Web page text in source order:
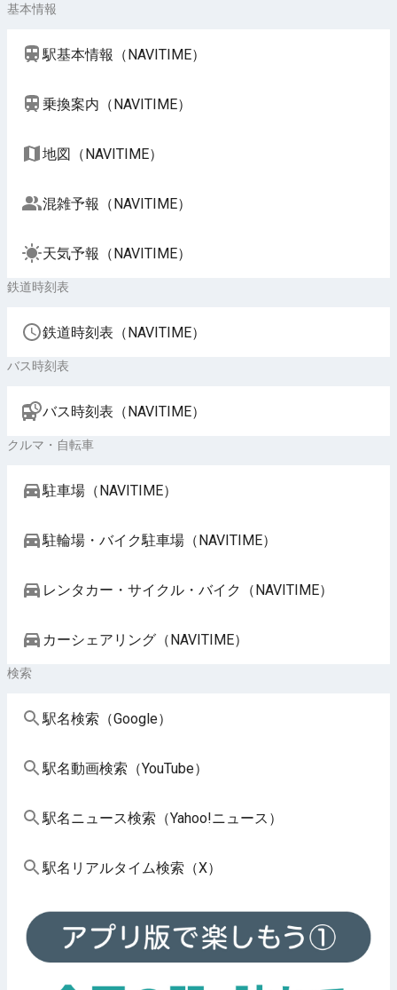
基本情報
駅基本情報（NAVITIME）
乗換案内（NAVITIME）
地図（NAVITIME）
混雑予報（NAVITIME）
天気予報（NAVITIME）
鉄道時刻表
鉄道時刻表（NAVITIME）
バス時刻表
バス時刻表（NAVITIME）
クルマ・自転車
駐車場（NAVITIME）
駐輪場・バイク駐車場（NAVITIME）
レンタカー・サイクル・バイク（NAVITIME）
カーシェアリング（NAVITIME）
検索
駅名検索（Google）
駅名動画検索（YouTube）
駅名ニュース検索（Yahoo!ニュース）
駅名リアルタイム検索（X）